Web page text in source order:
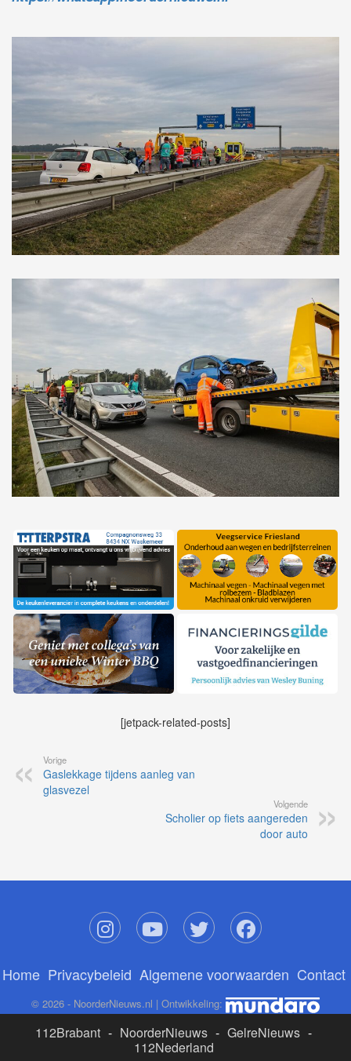
[jetpack-related-posts]
Vorige
Gaslekkage tijdens aanleg van
glasvezel
Volgende
Scholier op fiets aangereden
door auto
Home Privacybeleid Algemene voorwaarden Contact
© 2026 - NoorderNieuws.nl | Ontwikkeling:
112Brabant - NoorderNieuws - GelreNieuws -
112Nederland